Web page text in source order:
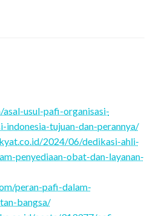
usul-pafi-organisasi-
indonesia-tujuan-dan-perannya/
2024/06/dedikasi-ahli-
penyediaan-obat-dan-layanan-
peran-pafi-dalam-
bangsa/